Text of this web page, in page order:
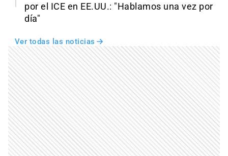
por el ICE en EE.UU.: "Hablamos una vez por
día"
Ver todas las noticias